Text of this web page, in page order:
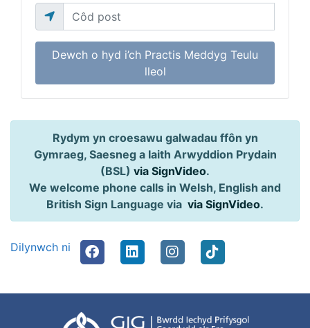
Dewch o hyd i’ch Practis Meddyg Teulu
lleol
Rydym yn croesawu galwadau ffôn yn
Gymraeg, Saesneg a Iaith Arwyddion Prydain
(BSL) via SignVideo.
We welcome phone calls in Welsh, English and
British Sign Language via via SignVideo.
Dilynwch ni